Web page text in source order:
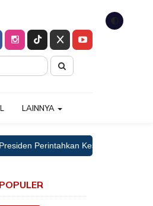
LAINNYA
Perintahkan Keselamatan Jemaah